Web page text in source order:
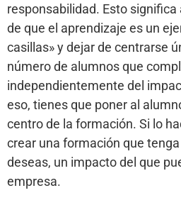
responsabilidad. Esto
de que el aprendizaje es un
casillas» y dejar de centrarse
número de alumnos que
independientemente del
eso, tienes que poner al
centro de la formación. Si lo
crear una formación que
deseas, un impacto del que
empresa.